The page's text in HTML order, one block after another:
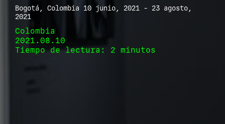
Bogotá, Colombia 10 junio, 2021 - 23 agosto,
2021
Colombia
2021.08.10
Tiempo de lectura: 2 minutos